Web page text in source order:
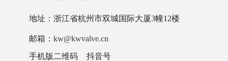
地址：浙江省杭州市双城国际大厦3幢12楼
邮箱： kw@kwvalve.cn
手机版二维码 抖音号